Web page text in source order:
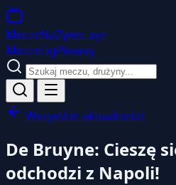
MeczeNaZywo .xyz
MeczeLigiNewsy
Wszystkie aktualności
De Bruyne: Cieszę
odchodzi z Napoli!